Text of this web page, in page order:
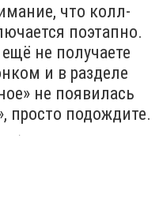
что колл-
поэтапно.
не получаете
и в разделе
не появилась
просто подождите.
.